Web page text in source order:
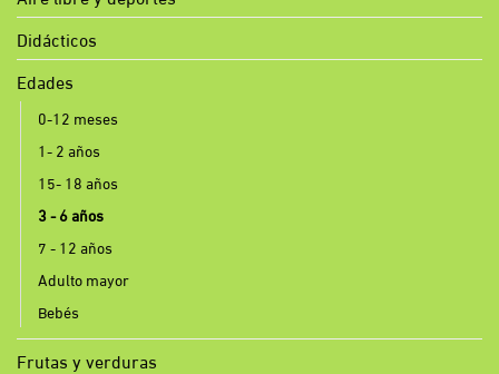
Didácticos
Edades
0-12 meses
1- 2 años
15- 18 años
3 - 6 años
7 - 12 años
Adulto mayor
Bebés
Frutas y verduras